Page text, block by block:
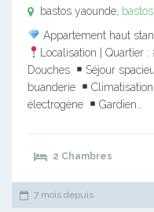
bastos yaounde,
Appartement haut
Localisation | Quartier
Douches
Séjour
buanderie
Climatisation
électrogène
Gardien…
2 Chambres
7 mois depuis